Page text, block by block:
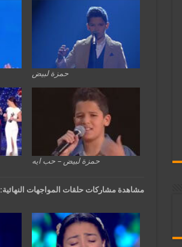
حمزة لبيض
حمزة لبيض – حب ايه
مشاهدة مشاركات حلقات المواجهات النهائية: